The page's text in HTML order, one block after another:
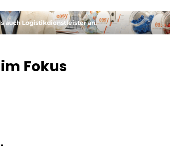
auch Logistikdienstleister an.
Fokus